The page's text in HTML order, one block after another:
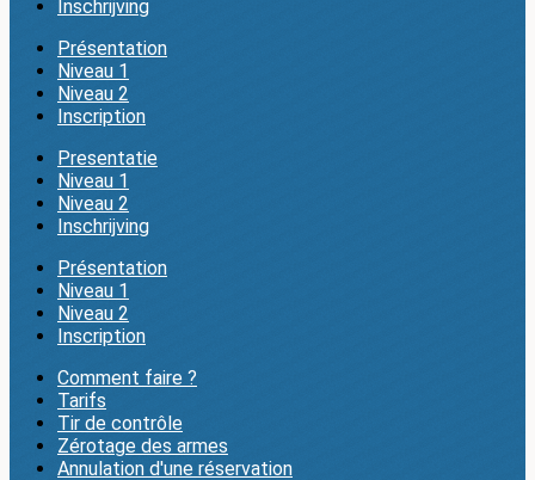
Inschrijving
Présentation
Niveau 1
Niveau 2
Inscription
Presentatie
Niveau 1
Niveau 2
Inschrijving
Présentation
Niveau 1
Niveau 2
Inscription
Comment faire ?
Tarifs
Tir de contrôle
Zérotage des armes
Annulation d'une réservation